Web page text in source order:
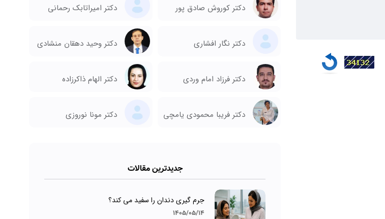
دکتر کوروش صادق پور دکتر امیراتابک رحمانی
دکتر نگار افشاری دکتر وحید دهقان منشادی
دکتر فرزاد امام وردی دکتر الهام ذاکرزاده
دکتر فریبا محمودی یامچی دکتر مونا نوروزی
جدیدترین مقالات
جرم گیری دندان را سفید می کند؟
1405/05/14